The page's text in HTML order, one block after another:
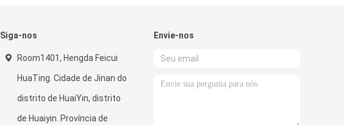
Siga-nos
Room1401, Hengda Feicui
HuaTing. Cidade de Jinan do
distrito de HuaiYin, distrito
de Huaiyin. Província de
Envie-nos